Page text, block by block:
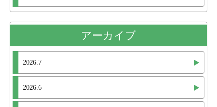
アーカイブ
2026.7
2026.6